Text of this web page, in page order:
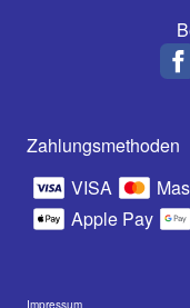
Zahlungsmethoden
VISA
Apple Pay